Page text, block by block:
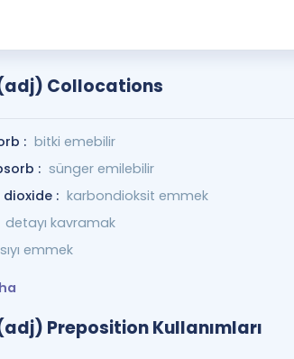
Collocations
: bitki emebilir
: sünger emilebilir
: karbondioksit emmek
detayı kavramak
emmek
Preposition Kullanımları